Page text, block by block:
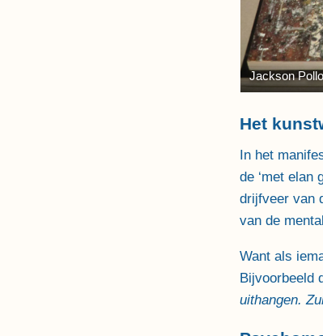
Jackson
Het
In het
de ‘met elan
drijfveer van
van de
Want als
Bijvoorbeeld
uithangen.